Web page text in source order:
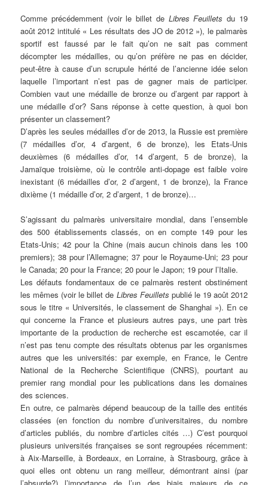
Comme précédemment (voir le billet de Libres Feuillets du 19
août 2012 intitulé « Les résultats des JO de 2012 »), le palmarès
sportif est faussé par le fait qu’on ne sait pas comment
décompter les médailles, ou qu’on préfère ne pas en décider,
peut-être à cause d’un scrupule hérité de l’ancienne idée selon
laquelle l’important n’est pas de gagner mais de participer.
Combien vaut une médaille de bronze ou d’argent par rapport à
une médaille d’or? Sans réponse à cette question, à quoi bon
présenter un classement?
D’après les seules médailles d’or de 2013, la Russie est première
(7 médailles d’or, 4 d’argent, 6 de bronze), les Etats-Unis
deuxièmes (6 médailles d’or, 14 d’argent, 5 de bronze), la
Jamaïque troisième, où le contrôle anti-dopage est faible voire
inexistant (6 médailles d’or, 2 d’argent, 1 de bronze), la France
dixième (1 médaille d’or, 2 d’argent, 1 de bronze)…
S’agissant du palmarès universitaire mondial, dans l’ensemble
des 500 établissements classés, on en compte 149 pour les
Etats-Unis; 42 pour la Chine (mais aucun chinois dans les 100
premiers); 38 pour l’Allemagne; 37 pour le Royaume-Uni; 23 pour
le Canada; 20 pour la France; 20 pour le Japon; 19 pour l’Italie.
Les défauts fondamentaux de ce palmarès restent obstinément
les mêmes (voir le billet de Libres Feuillets publié le 19 août 2012
sous le titre « Universités, le classement de Shanghai »). En ce
qui concerne la France et plusieurs autres pays, une part très
importante de la production de recherche est escamotée, car il
n’est pas tenu compte des résultats obtenus par les organismes
autres que les universités: par exemple, en France, le Centre
National de la Recherche Scientifique (CNRS), pourtant au
premier rang mondial pour les publications dans les domaines
des sciences.
En outre, ce palmarès dépend beaucoup de la taille des entités
classées (en fonction du nombre d’universitaires, du nombre
d’articles publiés, du nombre d’articles cités …) C’est pourquoi
plusieurs universités françaises se sont regroupées récemment:
à Aix-Marseille, à Bordeaux, en Lorraine, à Strasbourg, grâce à
quoi elles ont obtenu un rang meilleur, démontrant ainsi (par